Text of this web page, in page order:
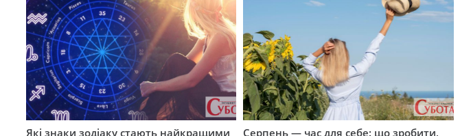
Які знаки зодіаку стають найкращими Серпень — час для себе: що зробити,